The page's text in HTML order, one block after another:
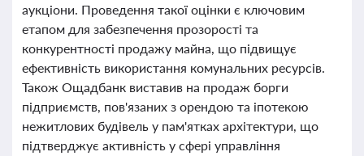
аукціони. Проведення такої оцінки є ключовим
етапом для забезпечення прозорості та
конкурентності продажу майна, що підвищує
ефективність використання комунальних ресурсів.
Також Ощадбанк виставив на продаж борги
підприємств, пов'язаних з орендою та іпотекою
нежитлових будівель у пам'ятках архітектури, що
підтверджує активність у сфері управління